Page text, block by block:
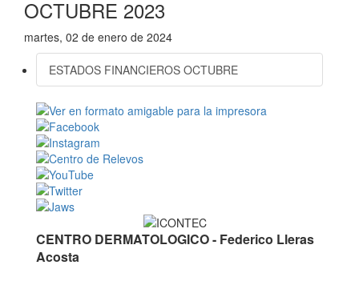
OCTUBRE 2023
martes, 02 de enero de 2024
ESTADOS FINANCIEROS OCTUBRE
CENTRO DERMATOLOGICO - Federico Lleras
Acosta